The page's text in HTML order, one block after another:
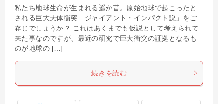
私たち地球生命が生まれる遥か昔。原始地球で起こったと
される巨大天体衝突「ジャイアント・インパクト説」をご
存じでしょうか？ これはあくまでも仮説として考えられて
来た事なのですが、最近の研究で巨大衝突の証拠となるも
のが地球の […]
続きを読む